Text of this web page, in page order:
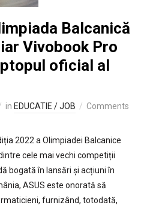
Balcanică
Vivobook Pro
oficial al
in EDUCATIE / JOB
Comments
2022 a Olimpiadei Balcanice
cele mai vechi competiții
bogată în lansări și acțiuni în
ASUS este onorată să
furnizând, totodată,